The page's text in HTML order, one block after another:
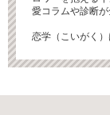
愛コラムや診断が
恋学（こいがく